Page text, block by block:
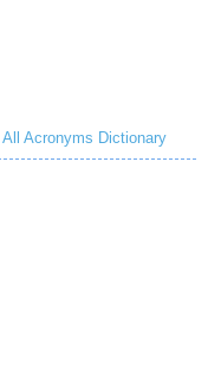
All Acronyms Dictionary